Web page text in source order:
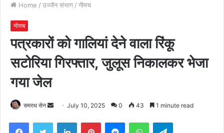
Home / उज्जैन संभाग / नीमच
नीमच
पत्रकारों को गालियां देने वाला रिंकू
सटोरिया गिरफ्तार, जुलूस निकालकर भेजा
गया जेल
समरथ सेन
Send
email
July 10, 2025 0 43 1 minute read
FacebookTwitter LinkedInPinterestMessengerWhatsAppTelegram